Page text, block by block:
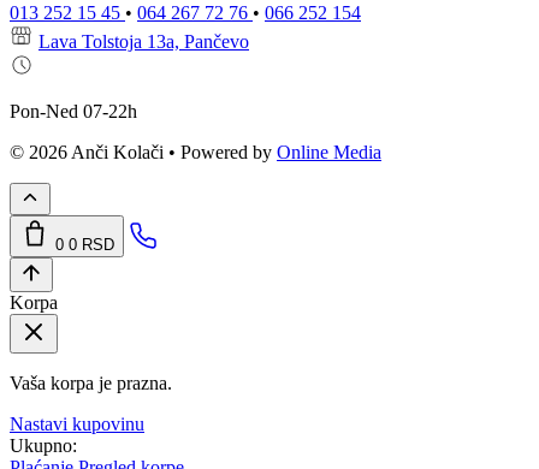
013 252 15 45 • 064 267 72 76 • 066 252 154
Lava Tolstoja 13a, Pančevo
Pon-Ned 07-22h
© 2026 Anči Kolači • Powered by Online Media
0 0 RSD
Korpa
Vaša korpa je prazna.
Nastavi kupovinu
Ukupno: